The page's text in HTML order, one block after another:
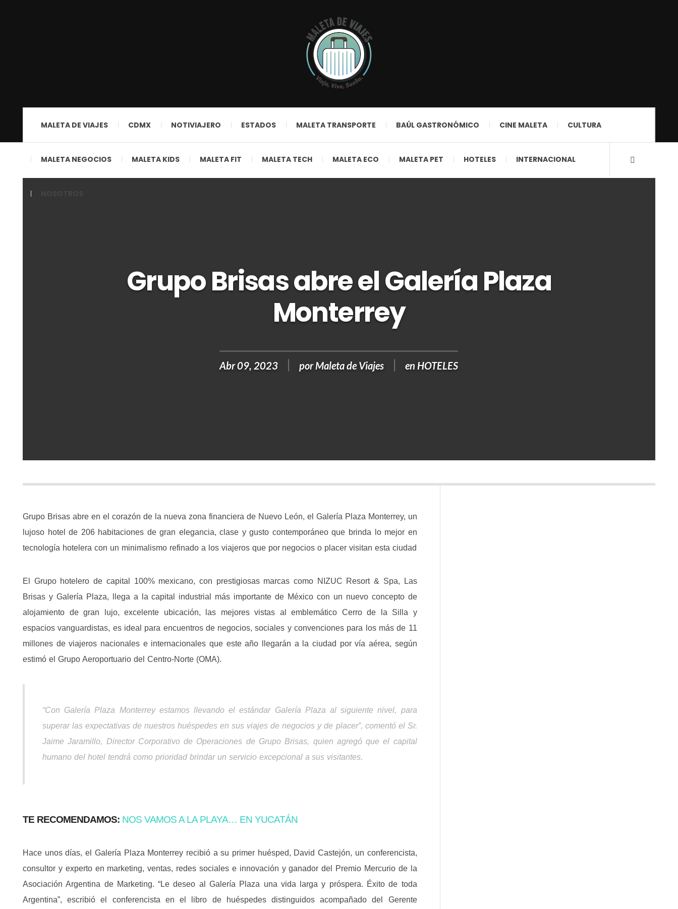
MALETA DE VIAJES CDMX NOTIVIAJERO ESTADOS MALETA TRANSPORTE BAÚL GASTRONÓMICO CINE MALETA CULTURA
MALETA NEGOCIOS MALETA KIDS MALETA FIT MALETA TECH MALETA ECO MALETA PET HOTELES INTERNACIONAL
Grupo Brisas abre el Galería Plaza
Monterrey
Abr 09, 2023 porMaleta de Viajes en HOTELES
Grupo Brisas abre en el corazón de la nueva zona financiera de Nuevo León, el Galería Plaza Monterrey, un
lujoso hotel de 206 habitaciones de gran elegancia, clase y gusto contemporáneo que brinda lo mejor en
tecnología hotelera con un minimalismo refinado a los viajeros que por negocios o placer visitan esta ciudad
El Grupo hotelero de capital 100% mexicano, con prestigiosas marcas como NIZUC Resort & Spa, Las
Brisas y Galería Plaza, llega a la capital industrial más importante de México con un nuevo concepto de
alojamiento de gran lujo, excelente ubicación, las mejores vistas al emblemático Cerro de la Silla y
espacios vanguardistas, es ideal para encuentros de negocios, sociales y convenciones para los más de 11
millones de viajeros nacionales e internacionales que este año llegarán a la ciudad por vía aérea, según
estimó el Grupo Aeroportuario del Centro-Norte (OMA).
“Con Galería Plaza Monterrey estamos llevando el estándar Galería Plaza al siguiente nivel, para
superar las expectativas de nuestros huéspedes en sus viajes de negocios y de placer”, comentó el Sr.
Jaime Jaramillo, Director Corporativo de Operaciones de Grupo Brisas, quien agregó que el capital
humano del hotel tendrá como prioridad brindar un servicio excepcional a sus visitantes.
TE RECOMENDAMOS: NOS VAMOS A LA PLAYA… EN YUCATÁN
Hace unos días, el Galería Plaza Monterrey recibió a su primer huésped, David Castejón, un conferencista,
consultor y experto en marketing, ventas, redes sociales e innovación y ganador del Premio Mercurio de la
Asociación Argentina de Marketing. “Le deseo al Galería Plaza una vida larga y próspera. Éxito de toda
Argentina”, escribió el conferencista en el libro de huéspedes distinguidos acompañado del Gerente